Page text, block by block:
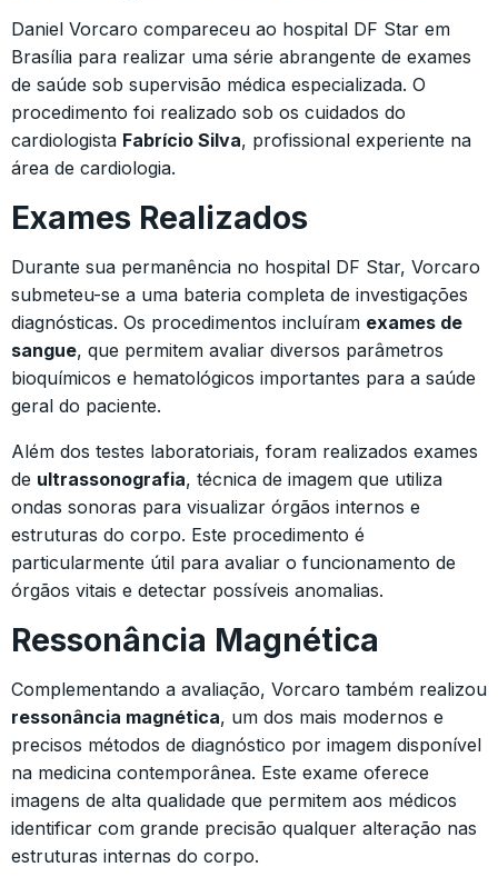
Daniel Vorcaro compareceu ao hospital DF Star em
Brasília para realizar uma série abrangente de exames
de saúde sob supervisão médica especializada. O
procedimento foi realizado sob os cuidados do
cardiologista Fabrício Silva, profissional experiente na
área de cardiologia.
Exames Realizados
Durante sua permanência no hospital DF Star, Vorcaro
submeteu-se a uma bateria completa de investigações
diagnósticas. Os procedimentos incluíram exames de
sangue, que permitem avaliar diversos parâmetros
bioquímicos e hematológicos importantes para a saúde
geral do paciente.
Além dos testes laboratoriais, foram realizados exames
de ultrassonografia, técnica de imagem que utiliza
ondas sonoras para visualizar órgãos internos e
estruturas do corpo. Este procedimento é
particularmente útil para avaliar o funcionamento de
órgãos vitais e detectar possíveis anomalias.
Ressonância Magnética
Complementando a avaliação, Vorcaro também realizou
ressonância magnética, um dos mais modernos e
precisos métodos de diagnóstico por imagem disponível
na medicina contemporânea. Este exame oferece
imagens de alta qualidade que permitem aos médicos
identificar com grande precisão qualquer alteração nas
estruturas internas do corpo.